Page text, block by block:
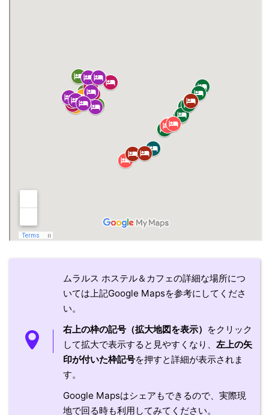
ムラルス ホステル＆カフェの詳細な場所につ
いては上記Google Mapsを参考にしてくださ
い。
右上の枠の記号（拡大地図を表示） をクリック
して拡大で表示すると見やすくなり、 左上の矢
印が付いた枠記号を押すと詳細が表示されま
す。
Google Mapsはシェアもできるので、実際現
地で回る時も利用してみてください。